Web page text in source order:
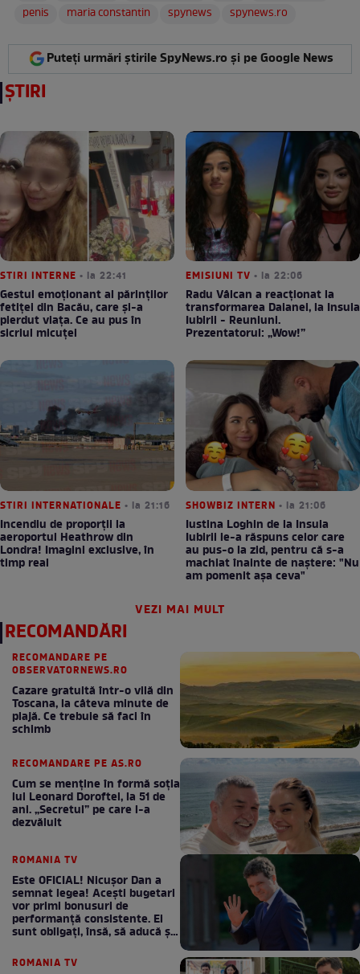
penis maria constantin spynews spynews.ro
Puteți urmări știrile SpyNews.ro și pe Google News
ȘTIRI
STIRI INTERNE • la 22:41
Gestul emoționant al părinților
fetiței din Bacău, care și-a
pierdut viața. Ce au pus în
sicriul micuței
EMISIUNI TV • la 22:06
Radu Vâlcan a reacționat la
transformarea Daianei, la Insula
Iubirii - Reuniuni.
Prezentatorul: „Wow!”
STIRI INTERNATIONALE • la 21:16
Incendiu de proporții la
aeroportul Heathrow din
Londra! Imagini exclusive, în
timp real
SHOWBIZ INTERN • la 21:06
Iustina Loghin de la Insula
Iubirii le-a răspuns celor care
au pus-o la zid, pentru că s-a
machiat înainte de naștere: "Nu
am pomenit așa ceva"
VEZI MAI MULT
RECOMANDĂRI
RECOMANDARE PE
OBSERVATORNEWS.RO
Cazare gratuită într-o vilă din
Toscana, la câteva minute de
plajă. Ce trebuie să faci în
schimb
RECOMANDARE PE AS.RO
Cum se menţine în formă soţia
lui Leonard Doroftei, la 51 de
ani. „Secretul” pe care l-a
dezvăluit
ROMANIA TV
Este OFICIAL! Nicușor Dan a
semnat legea! Acești bugetari
vor primi bonusuri de
performanță consistente. Ei
sunt obligați, însă, să aducă și
ROMANIA TV